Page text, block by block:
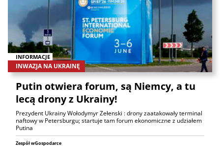
INFORMACJE
INWAZJA NA UKRAINĘ
Putin otwiera forum, są Niemcy, a tu
lecą drony z Ukrainy!
Prezydent Ukrainy Wołodymyr Zełenski : drony zaatakowały terminal
naftowy w Petersburgu; startuje tam forum ekonomiczne z udziałem
Putina
Zespół wGospodarce